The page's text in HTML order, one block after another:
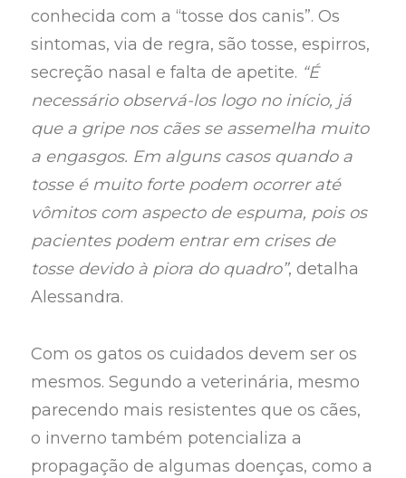
conhecida com a “tosse dos canis”. Os
sintomas, via de regra, são tosse, espirros,
secreção nasal e falta de apetite. “É
necessário observá-los logo no início, já
que a gripe nos cães se assemelha muito
a engasgos. Em alguns casos quando a
tosse é muito forte podem ocorrer até
vômitos com aspecto de espuma, pois os
pacientes podem entrar em crises de
tosse devido à piora do quadro”, detalha
Alessandra.
Com os gatos os cuidados devem ser os
mesmos. Segundo a veterinária, mesmo
parecendo mais resistentes que os cães,
o inverno também potencializa a
propagação de algumas doenças, como a